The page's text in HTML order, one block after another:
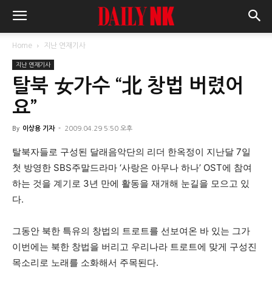
Home 지난 연재기사
지난 연재기사
탈북 女가수 “北 창법 버렸어
요”
By 이상용 기자 - 2009.04.29 5:50 오후
탈북자들로 구성된 달래음악단의 리더 한옥정이 지난달 7일
첫 방영한 SBS주말드라마 ‘사랑은 아무나 하나’ OST에 참여
하는 것을 계기로 3년 만에 활동을 재개해 눈길을 모으고 있
다.
그동안 북한 특유의 창법의 트로트를 선보여온 바 있는 그가
이번에는 북한 창법을 버리고 우리나라 트로트에 맞게 구성진
목소리로 노래를 소화해서 주목된다.